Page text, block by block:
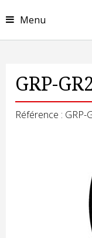
Menu
GRP-
Référence : GRP-